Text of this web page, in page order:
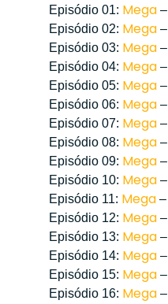
Episódio 01: Mega–
Episódio 02: Mega–
Episódio 03: Mega–
Episódio 04: Mega–
Episódio 05: Mega–
Episódio 06: Mega–
Episódio 07: Mega–
Episódio 08: Mega–
Episódio 09: Mega–
Episódio 10: Mega–
Episódio 11: Mega –
Episódio 12: Mega–
Episódio 13: Mega–
Episódio 14: Mega–
Episódio 15: Mega–
Episódio 16: Mega–